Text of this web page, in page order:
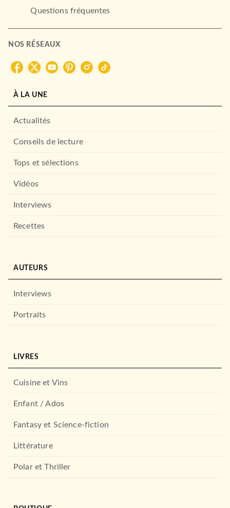
Questions fréquentes
NOS RÉSEAUX
À LA UNE
Actualités
Conseils de lecture
Tops et sélections
Vidéos
Interviews
Recettes
AUTEURS
Interviews
Portraits
LIVRES
Cuisine et Vins
Enfant / Ados
Fantasy et Science-fiction
Littérature
Polar et Thriller